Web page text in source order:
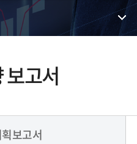
보고서
보고서